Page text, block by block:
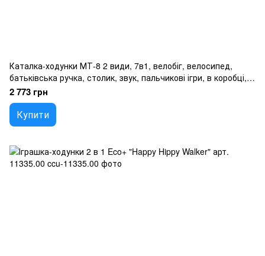
Каталка-ходунки МТ-8 2 види, 7в1, велобіг, велосипед,
батьківська ручка, столик, звук, пальчикові ігри, в коробці,
ВИДАЄТЬСЯ МІКС
2 773 грн
Купити